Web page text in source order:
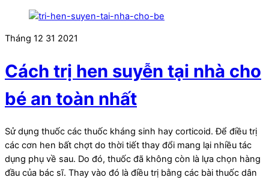
Tháng 12 31 2021
Cách trị hen suyễn tại nhà cho
bé an toàn nhất
Sử dụng thuốc các thuốc kháng sinh hay corticoid. Để điều trị
các cơn hen bất chợt do thời tiết thay đổi mang lại nhiều tác
dụng phụ về sau. Do đó, thuốc đã không còn là lựa chọn hàng
đầu của bác sĩ. Thay vào đó là điều trị bằng các bài thuốc dân